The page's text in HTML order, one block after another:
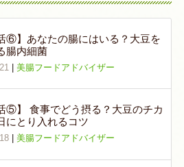
⑥】あなたの腸にはいる？大豆を
腸内細菌
美腸フードアドバイザー
⑤】 食事でどう摂る？大豆のチカ
にとり入れるコツ
| 美腸フードアドバイザー